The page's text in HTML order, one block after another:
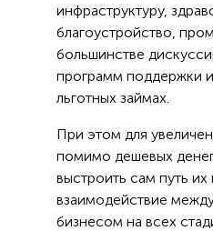
инфраструктуру,
благоустройство,
большинстве
программ поддержки
льготных займах.
При этом для
помимо дешевых
выстроить сам путь их
взаимодействие
бизнесом на всех